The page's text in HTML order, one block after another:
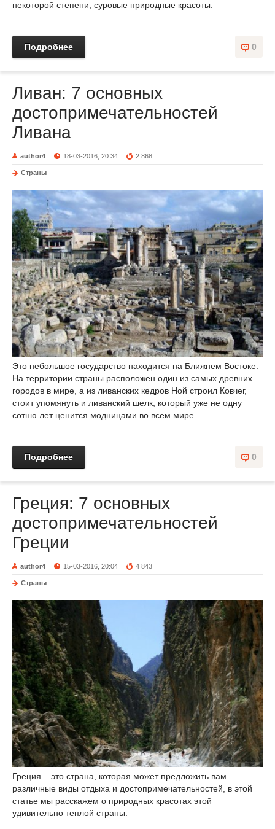
некоторой степени, суровые природные красоты.
0
Подробнее
Ливан: 7 основных
достопримечательностей
Ливана
author4 18-03-2016, 20:34 2 868
Страны
Это небольшое государство находится на Ближнем Востоке.
На территории страны расположен один из самых древних
городов в мире, а из ливанских кедров Ной строил Ковчег,
стоит упомянуть и ливанский шелк, который уже не одну
сотню лет ценится модницами во всем мире.
0
Подробнее
Греция: 7 основных
достопримечательностей
Греции
author4 15-03-2016, 20:04 4 843
Страны
Греция – это страна, которая может предложить вам
различные виды отдыха и достопримечательностей, в этой
статье мы расскажем о природных красотах этой
удивительно теплой страны.